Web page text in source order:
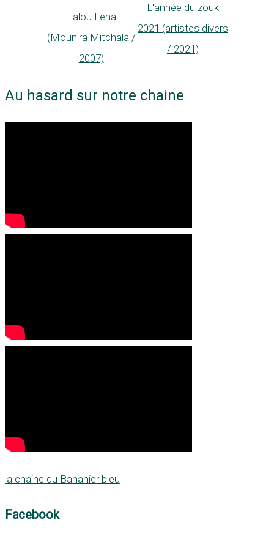
Talou Lena
(Mounira Mitchala /
2007)
L'année du zouk
2021 (artistes divers
/ 2021)
Au hasard sur notre chaine
la chaine du Bananier bleu
Facebook